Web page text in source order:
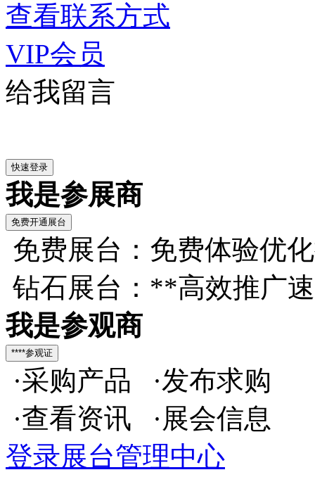
查看联系方式
VIP会员
给我留言
我是参展商
免费展台：免费体验优
钻石展台：**高效推广
我是参观商
·采购产品 ·发布求购
·查看资讯 ·展会信息
登录展台管理中心